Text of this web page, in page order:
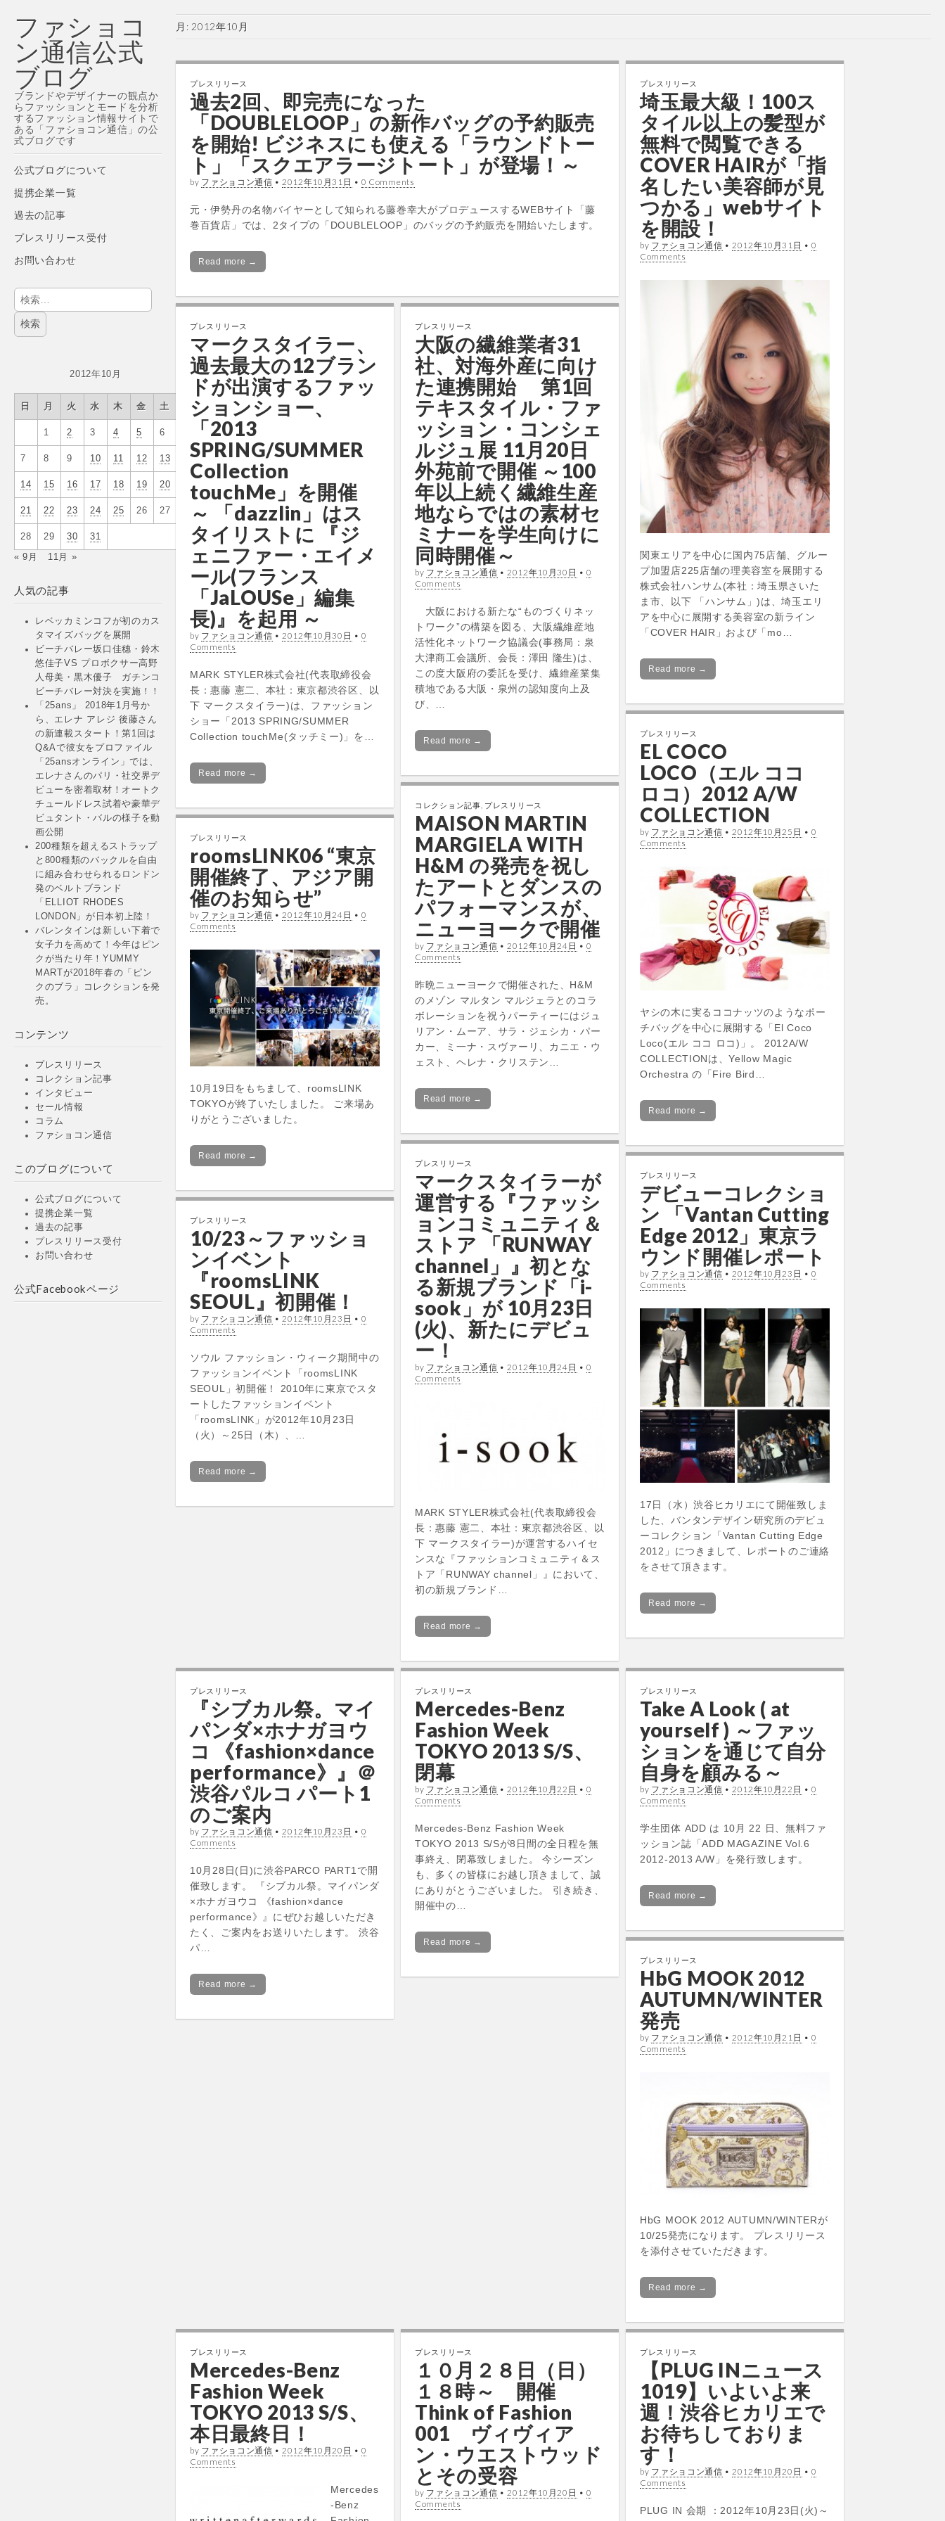
ファショコ
ン通信公式
ブログ
ブランドやデザイナーの観点か
らファッションとモードを分析
するファッション情報サイトで
ある「ファショコン通信」の公
式ブログです
Main
menu
Skip
content
公式ブログについて
提携企業一覧
過去の記事
プレスリリース受付
お問い合わせ
検
索:
2012年10月
日 月 火 水 木 金 土
1 2 3 4 5 6
7 8 9 10 11 12 13
14 15 16 17 18 19 20
21 22 23 24 25 26 27
28 29 30 31
« 9月 11月 »
人気の記事
レベッカミンコフが初のカス
タマイズバッグを展開
ビーチバレー坂口佳穗・鈴木
悠佳子VS プロボクサー高野
人母美・黒木優子 ガチンコ
ビーチバレー対決を実施！！
「25ans」 2018年1月号か
ら、エレナ アレジ 後藤さん
の新連載スタート！第1回は
Q&Aで彼女をプロファイル
「25ansオンライン」では、
エレナさんのパリ・社交界デ
ビューを密着取材！オートク
チュールドレス試着や豪華デ
ビュタント・バルの様子を動
画公開
200種類を超えるストラップ
と800種類のバックルを自由
に組み合わせられるロンドン
発のベルトブランド
「ELLIOT RHODES
LONDON」が日本初上陸！
バレンタインは新しい下着で
女子力を高めて！今年はピン
クが当たり年！YUMMY
MARTが2018年春の「ピン
クのブラ」コレクションを発
売。
コンテンツ
プレスリリース
コレクション記事
インタビュー
セール情報
コラム
ファショコン通信
このブログについて
公式ブログについて
提携企業一覧
過去の記事
プレスリリース受付
お問い合わせ
公式Facebookページ
月: 2012年10月
プレスリリース
過去2回、即完売になった
「DOUBLELOOP」の新作バッグの予約販売
を開始! ビジネスにも使える「ラウンドトー
ト」「スクエアラージトート」が登場！～
by ファショコン通信 • 2012年10月31日 • 0 Comments
元・伊勢丹の名物バイヤーとして知られる藤巻幸大がプロデュースするWEBサイト「藤
巻百貨店」では、2タイプの「DOUBLELOOP」のバッグの予約販売を開始いたします。
Read more →
プレスリリース
埼玉最大級！100ス
タイル以上の髪型が
無料で閲覧できる
COVER HAIRが「指
名したい美容師が見
つかる」webサイト
を開設！
by ファショコン通信 • 2012年10月31日 • 0
Comments
関東エリアを中心に国内75店舗、グルー
プ加盟店225店舗の理美容室を展開する
株式会社ハンサム(本社：埼玉県さいた
ま市、以下 「ハンサム」)は、埼玉エリ
アを中心に展開する美容室の新ライン
「COVER HAIR」および「mo…
Read more →
プレスリリース
マークスタイラー、
過去最大の12ブラン
ドが出演するファッ
ションショー、
「2013
SPRING/SUMMER
Collection
touchMe」を開催
～ 「dazzlin」はス
タイリストに 『ジ
ェニファー・エイメ
ール(フランス
「JaLOUSe」編集
長)』を起用 ～
by ファショコン通信 • 2012年10月30日 • 0
Comments
MARK STYLER株式会社(代表取締役会
長：惠藤 憲二、本社：東京都渋谷区、以
下 マークスタイラー)は、ファッション
ショー「2013 SPRING/SUMMER
Collection touchMe(タッチミー)」を…
Read more →
プレスリリース
大阪の繊維業者31
社、対海外産に向け
た連携開始 第1回
テキスタイル・ファ
ッション・コンシェ
ルジュ展 11月20日
外苑前で開催 ～100
年以上続く繊維生産
地ならではの素材セ
ミナーを学生向けに
同時開催～
by ファショコン通信 • 2012年10月30日 • 0
Comments
大阪における新たな“ものづくりネッ
トワーク”の構築を図る、大阪繊維産地
活性化ネットワーク協議会(事務局：泉
大津商工会議所、会長：澤田 隆生)は、
この度大阪府の委託を受け、繊維産業集
積地である大阪・泉州の認知度向上及
び、…
Read more →
プレスリリース
EL COCO
LOCO（エル ココ
ロコ）2012 A/W
COLLECTION
by ファショコン通信 • 2012年10月25日 • 0
Comments
ヤシの木に実るココナッツのようなポー
チバッグを中心に展開する「El Coco
Loco(エル ココ ロコ)」。 2012A/W
COLLECTIONは、Yellow Magic
Orchestra の「Fire Bird…
Read more →
コレクション記事 プレスリリース
MAISON MARTIN
MARGIELA WITH
H&M の発売を祝し
たアートとダンスの
パフォーマンスが、
ニューヨークで開催
by ファショコン通信 • 2012年10月24日 • 0
Comments
昨晩ニューヨークで開催された、H&M
のメゾン マルタン マルジェラとのコラ
ボレーションを祝うパーティーにはジュ
リアン・ムーア、サラ・ジェシカ・パー
カー、ミ一ナ・スヴァーリ、カニエ・ウ
ェスト、ヘレナ・クリステン…
Read more →
プレスリリース
roomsLINK06 “東京
開催終了、アジア開
催のお知らせ”
by ファショコン通信 • 2012年10月24日 • 0
Comments
10月19日をもちまして、roomsLINK
TOKYOが終了いたしました。 ご来場あ
りがとうございました。
Read more →
プレスリリース
マークスタイラーが
運営する『ファッシ
ョンコミュニティ＆
ストア 「RUNWAY
channel」』初とな
る新規ブランド「i-
sook」が 10月23日
(火)、新たにデビュ
ー！
by ファショコン通信 • 2012年10月24日 • 0
Comments
MARK STYLER株式会社(代表取締役会
長：惠藤 憲二、本社：東京都渋谷区、以
下 マークスタイラー)が運営するハイセ
ンスな『ファッションコミュニティ＆ス
トア「RUNWAY channel」』において、
初の新規ブランド…
Read more →
プレスリリース
デビューコレクショ
ン 「Vantan Cutting
Edge 2012」東京ラ
ウンド開催レポート
by ファショコン通信 • 2012年10月23日 • 0
Comments
17日（水）渋谷ヒカリエにて開催致しま
した、バンタンデザイン研究所のデビュ
ーコレクション「Vantan Cutting Edge
2012」につきまして、レポートのご連絡
をさせて頂きます。
Read more →
プレスリリース
10/23～ファッショ
ンイベント
『roomsLINK
SEOUL』初開催！
by ファショコン通信 • 2012年10月23日 • 0
Comments
ソウル ファッション・ウィーク期間中の
ファッションイベント「roomsLINK
SEOUL」初開催！ 2010年に東京でスタ
ートしたファッションイベント
「roomsLINK」が2012年10月23日
（火）～25日（木）、…
Read more →
プレスリリース
『シブカル祭。マイ
パンダ×ホナガヨウ
コ 《fashion×dance
performance》』＠
渋谷パルコ パート1
のご案内
by ファショコン通信 • 2012年10月23日 • 0
Comments
10月28日(日)に渋谷PARCO PART1で開
催致します。 『シブカル祭。マイパンダ
×ホナガヨウコ 《fashion×dance
performance》』にぜひお越しいただき
たく、ご案内をお送りいたします。 渋谷
パ…
Read more →
プレスリリース
Mercedes-Benz
Fashion Week
TOKYO 2013 S/S、
閉幕
by ファショコン通信 • 2012年10月22日 • 0
Comments
Mercedes-Benz Fashion Week
TOKYO 2013 S/Sが8日間の全日程を無
事終え、閉幕致しました。 今シーズン
も、多くの皆様にお越し頂きまして、誠
にありがとうございました。 引き続き、
開催中の…
Read more →
プレスリリース
Take A Look ( at
yourself ) ～ファッ
ションを通じて自分
自身を顧みる～
by ファショコン通信 • 2012年10月22日 • 0
Comments
学生団体 ADD は 10月 22 日、無料ファ
ッション誌「ADD MAGAZINE Vol.6
2012-2013 A/W」を発行致します。
Read more →
プレスリリース
HbG MOOK 2012
AUTUMN/WINTER
発売
by ファショコン通信 • 2012年10月21日 • 0
Comments
HbG MOOK 2012 AUTUMN/WINTERが
10/25発売になります。 プレスリリース
を添付させていただきます。
Read more →
プレスリリース
Mercedes-Benz
Fashion Week
TOKYO 2013 S/S、
本日最終日！
by ファショコン通信 • 2012年10月20日 • 0
Comments
Mercedes
-Benz
プレスリリース
１０月２８日（日）
１８時～ 開催
Think of Fashion
001 ヴィヴィア
ン・ウエストウッド
とその受容
by ファショコン通信 • 2012年10月20日 • 0
Comments
プレスリリース
【PLUG INニュース
1019】いよいよ来
週！渋谷ヒカリエで
お待ちしておりま
す！
by ファショコン通信 • 2012年10月20日 • 0
Comments
PLUG IN 会期 ：2012年10月23日(火)～